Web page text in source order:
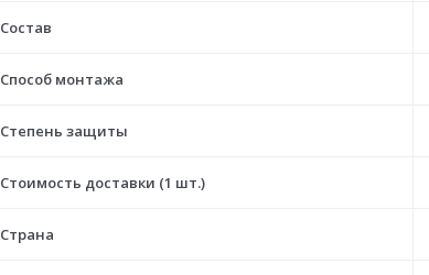
Состав
Способ монтажа
Степень защиты
Стоимость доставки (1 шт.)
Страна